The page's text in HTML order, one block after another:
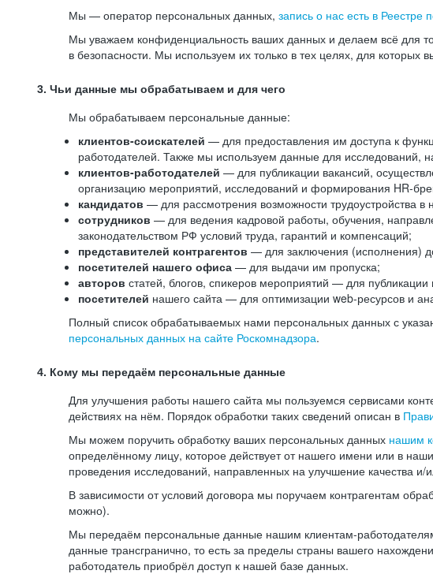
Мы — оператор персональных данных, запись о нас есть в
Мы уважаем конфиденциальность ваших данных и делаем всё для
в безопасности. Мы используем их только в тех целях, для которых
3. Чьи данные мы обрабатываем и для чего
Мы обрабатываем персональные данные:
клиентов-соискателей — для предоставления им доступа к
работодателей. Также мы используем данные для исследований,
клиентов-работодателей — для публикации вакансий,
организацию мероприятий, исследований и формирования HR-
кандидатов — для рассмотрения возможности трудоустройства
сотрудников — для ведения кадровой работы, обучения,
законодательством РФ условий труда, гарантий и компенсаций;
представителей контрагентов — для заключения (исполнения)
посетителей нашего офиса — для выдачи им пропуска;
авторов статей, блогов, спикеров мероприятий — для публикации
посетителей нашего сайта — для оптимизации web-ресурсов и
Полный список обрабатываемых нами персональных данных с
персональных данных на сайте Роскомнадзора.
4. Кому мы передаём персональные данные
Для улучшения работы нашего сайта мы пользуемся сервисами
действиях на нём. Порядок обработки таких сведений описан в
Мы можем поручить обработку ваших персональных данных нашим
определённому лицу, которое действует от нашего имени или в
проведения исследований, направленных на улучшение качества
В зависимости от условий договора мы поручаем контрагентам
можно).
Мы передаём персональные данные нашим клиентам-
данные трансгранично, то есть за пределы страны вашего
работодатель приобрёл доступ к нашей базе данных.